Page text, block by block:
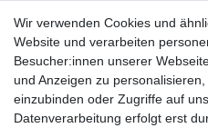
Daten­schutz­erklärung
AGB
Partners
Wir verwenden Cookies und
Website und verarbeiten
Besucher:innen unserer
und Anzeigen zu
einzubinden oder Zugriffe auf
Datenverarbeitung erfolgt erst